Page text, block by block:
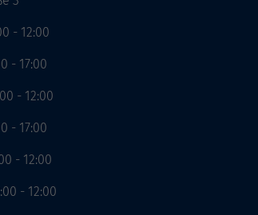
12:00
- 12:00
- 12:00
- 12:00